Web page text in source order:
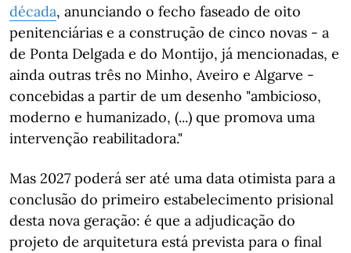
década, anunciando o fecho faseado de oito
penitenciárias e a construção de cinco novas - a
de Ponta Delgada e do Montijo, já mencionadas, e
ainda outras três no Minho, Aveiro e Algarve -
concebidas a partir de um desenho "ambicioso,
moderno e humanizado, (...) que promova uma
intervenção reabilitadora."
Mas 2027 poderá ser até uma data otimista para a
conclusão do primeiro estabelecimento prisional
desta nova geração: é que a adjudicação do
projeto de arquitetura está prevista para o final